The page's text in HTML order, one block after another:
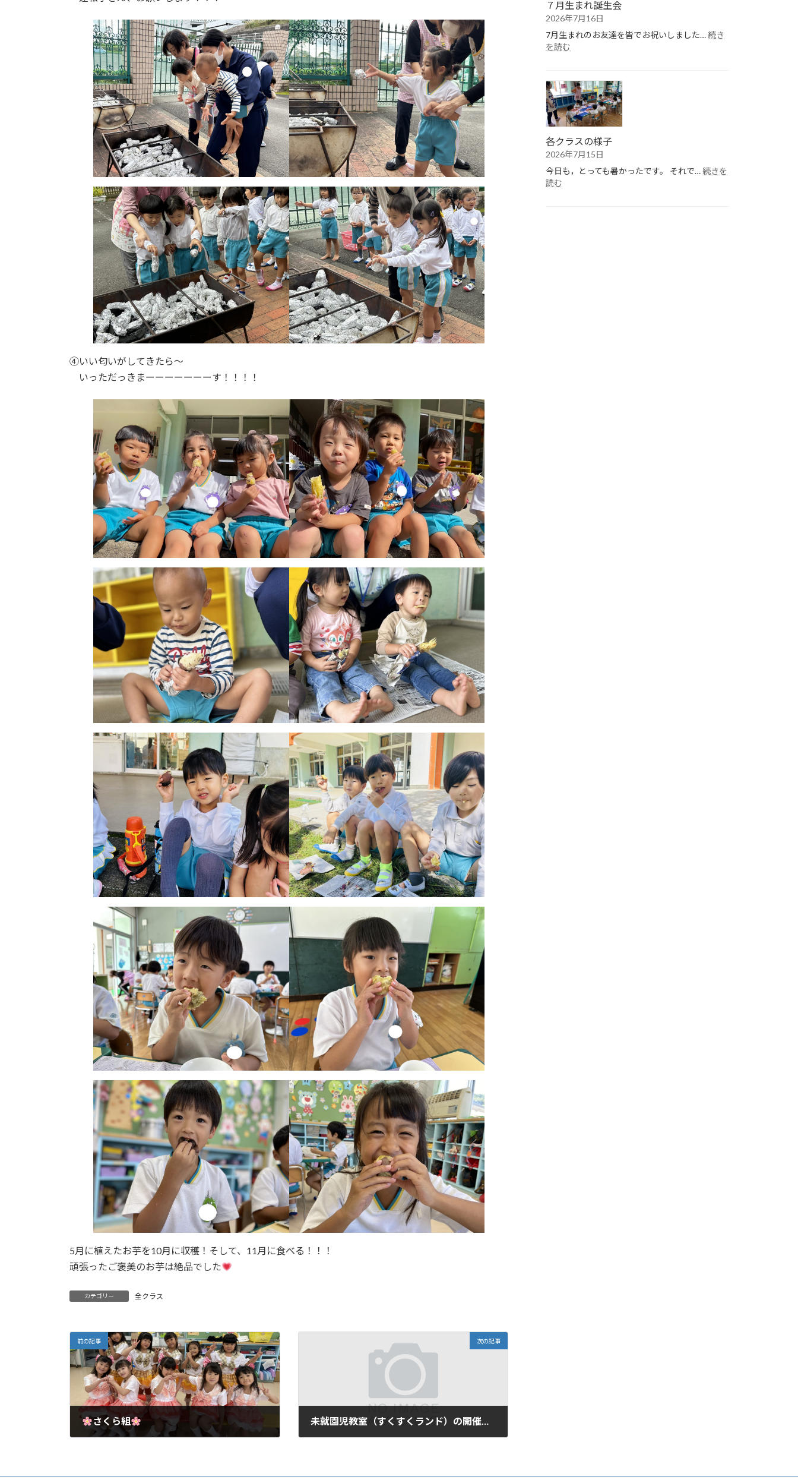
④いい匂いがしてきたら～
いっただっきまーーーーーーーす！！！！
5月に植えたお芋を10月に収穫！そして、11月に食べる！！！
頑張ったご褒美のお芋は絶品でした
カテゴリー 全クラス
前の記事
さくら組
次の記事
未就園児教室（すくすくランド）の開催について
７月生まれ誕生会
2026年7月16日
7月生まれのお友達を皆でお祝いしました…続き
を読む
生
ま
れ
誕
生
会
各クラスの様子
2026年7月15日
今日も，とっても暑かったです。 それで…続きを
読む